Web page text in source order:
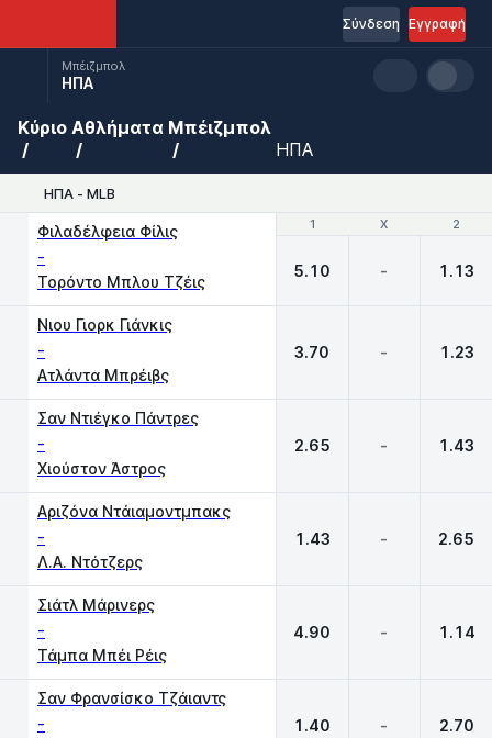
Εγγραφή
Σύνδεση
Μπέιζμπολ
ΗΠΑ
Κύριο Αθλήματα Μπέιζμπολ
ΗΠΑ
ΗΠΑ - MLB
1 X 2
Φιλαδέλφεια Φίλις
-
Τορόντο Μπλου Τζέις
1 X 2
5.10 - 1.13
Νιου Γιορκ Γιάνκις
-
Ατλάντα Μπρέιβς
3.70 - 1.23
Σαν Ντιέγκο Πάντρες
-
Χιούστον Άστρος
2.65 - 1.43
Αριζόνα Ντάιαμοντμπακς
-
Λ.Α. Ντότζερς
1.43 - 2.65
Σιάτλ Μάρινερς
-
Τάμπα Μπέι Ρέις
4.90 - 1.14
Σαν Φρανσίσκο Τζάιαντς
- 1.40 - 2.70